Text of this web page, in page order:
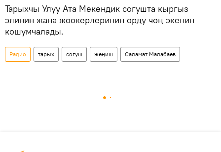
Тарыхчы Улуу Ата Мекендик согушта кыргыз
элинин жана жоокерлеринин орду чоң экенин
кошумчалады.
Радио тарых согуш жеңиш Саламат Малабаев